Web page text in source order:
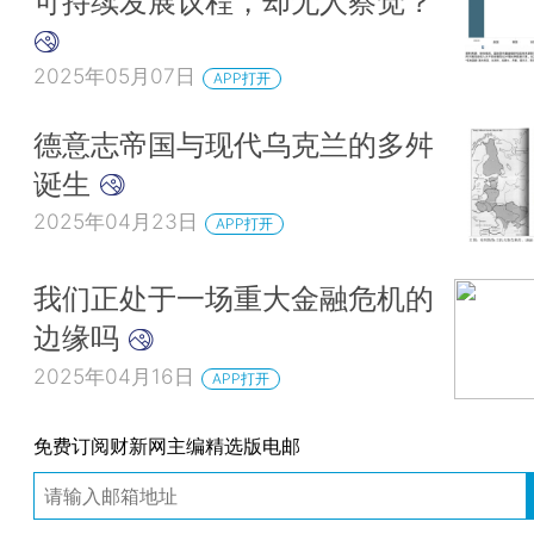
2025年05月07日 APP打开
德意志帝国与现代乌克兰的多舛
诞生
2025年04月23日 APP打开
我们正处于一场重大金融危机的
边缘吗
2025年04月16日 APP打开
免费订阅财新网主编精选版电邮